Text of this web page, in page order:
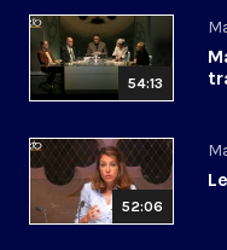
54:13
52:06